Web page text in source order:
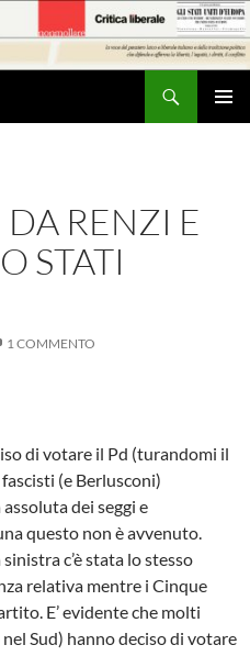
RENZI E
STATI
1 COMMENTO
di votare il Pd (turandomi il
(e Berlusconi)
dei seggi e
questo non è avvenuto.
c’è stata lo stesso
relativa mentre i Cinque
E’ evidente che molti
Sud) hanno deciso di votare